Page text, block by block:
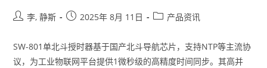
李, 静斯 2025年 8月 11日 产品资讯
SW-801单北斗授时器基于国产北斗导航芯片，支持NTP等主流协
议，为工业物联网平台提供1微秒级的高精度时间同步。其高并